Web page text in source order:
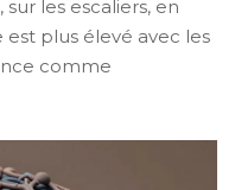
les escaliers, en
est plus élevé avec les
comme